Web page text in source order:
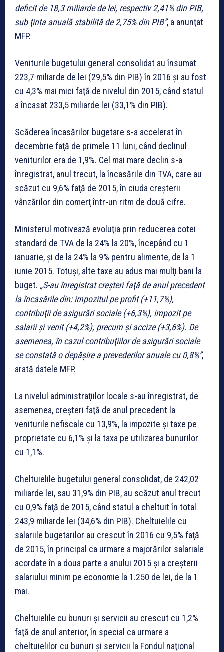
deficit de 18,3 miliarde de lei, respectiv 2,41% din PIB,
sub ţinta anuală stabilită de 2,75% din PIB”, a anunţat
MFP.
Veniturile bugetului general consolidat au însumat
223,7 miliarde de lei (29,5% din PIB) în 2016 şi au fost
cu 4,3% mai mici faţă de nivelul din 2015, când statul
a încasat 233,5 miliarde lei (33,1% din PIB).
Scăderea încasărilor bugetare s-a accelerat în
decembrie faţă de primele 11 luni, când declinul
veniturilor era de 1,9%. Cel mai mare declin s-a
înregistrat, anul trecut, la încasările din TVA, care au
scăzut cu 9,6% faţă de 2015, în ciuda creşterii
vânzărilor din comerţ într-un ritm de două cifre.
Ministerul motivează evoluţia prin reducerea cotei
standard de TVA de la 24% la 20%, începând cu 1
ianuarie, şi de la 24% la 9% pentru alimente, de la 1
iunie 2015. Totuşi, alte taxe au adus mai mulţi bani la
buget. „S-au înregistrat creşteri faţă de anul precedent
la încasările din: impozitul pe profit (+11,7%),
contribuţii de asigurări sociale (+6,3%), impozit pe
salarii şi venit (+4,2%), precum şi accize (+3,6%). De
asemenea, în cazul contribuţiilor de asigurări sociale
se constată o depăşire a prevederilor anuale cu 0,8%”,
arată datele MFP.
La nivelul administraţiilor locale s-au înregistrat, de
asemenea, creşteri faţă de anul precedent la
veniturile nefiscale cu 13,9%, la impozite şi taxe pe
proprietate cu 6,1% şi la taxa pe utilizarea bunurilor
cu 1,1%.
Cheltuielile bugetului general consolidat, de 242,02
miliarde lei, sau 31,9% din PIB, au scăzut anul trecut
cu 0,9% faţă de 2015, când statul a cheltuit în total
243,9 miliarde lei (34,6% din PIB). Cheltuielile cu
salariile bugetarilor au crescut în 2016 cu 9,5% faţă
de 2015, în principal ca urmare a majorărilor salariale
acordate în a doua parte a anului 2015 şi a creşterii
salariului minim pe economie la 1.250 de lei, de la 1
mai.
Cheltuielile cu bunuri şi servicii au crescut cu 1,2%
faţă de anul anterior, în special ca urmare a
cheltuielilor cu bunuri şi servicii la Fondul naţional